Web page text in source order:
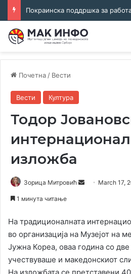
Почетна / Вести
Вести Култура
Тодор
изложба
Зорица Митровић
Send March 17,
1 минута читање
На традиционалната
во организација на Музејот на
Јужна Кореа, оваа година со
учествуваше и македонскиот
На изложбата се претставени